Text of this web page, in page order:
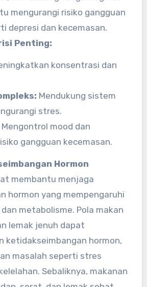
mengurangi risiko gangguan
depresi dan kecemasan.
Penting:
konsentrasi dan
Mendukung sistem
stres.
Mengontrol mood dan
gangguan kecemasan.
Hormon
membantu menjaga
hormon yang mempengaruhi
metabolisme. Pola makan
lemak jenuh dapat
ketidakseimbangan hormon,
masalah seperti stres
Sebaliknya, makanan